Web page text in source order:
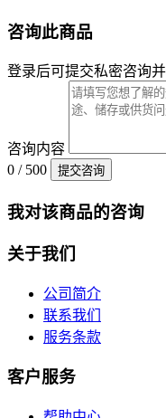
咨询此商品
登录后可提交私密咨询
咨询内容
0 / 500
提交咨询
我对该商品的咨询
关于我们
公司简介
联系我们
服务条款
客户服务